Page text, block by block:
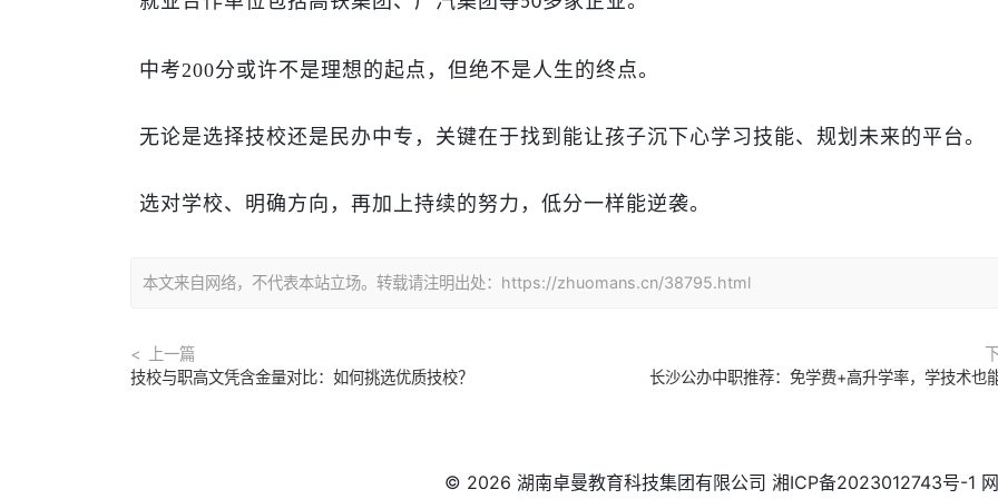
中考200分或许不是理想的起点，但绝不是人生的终点。
无论是选择技校还是民办中专，关键在于找到能让孩子沉下心学习技能、规划未来的平台。
选对学校、明确方向，再加上持续的努力，低分一样能逆袭。
本文来自网络，不代表本站立场。转载请注明出处：https://zhuomans.cn/38795.html
上一篇
技校与职高文凭含金量对比：如何挑选优质技校？
长沙公办中职推荐：免学费+高升学率，学技术也
© 2026 湖南卓曼教育科技集团有限公司 湘ICP备2023012743号-1